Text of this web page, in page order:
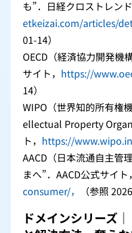
も”．日経クロストレン
etkeizai.com/articles/
01-14）
OECD（経済協力開発機
サイト， https://
14）
WIPO（世界知的所有
ellectual Property
ト， https://
AACD（日本流通自主管
まへ”．AACD公式サイト，
consumer/， （参照
ドメインシリーズ